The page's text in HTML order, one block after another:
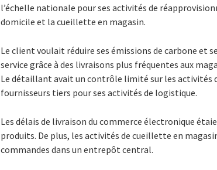
l’échelle nationale pour ses activités de
domicile et la cueillette en magasin.
Le client voulait réduire ses émissions de carbone et
service grâce à des livraisons plus fréquentes aux
Le détaillant avait un contrôle limité sur les activités
fournisseurs tiers pour ses activités de logistique.
Les délais de livraison du commerce électronique
produits. De plus, les activités de cueillette en
commandes dans un entrepôt central.